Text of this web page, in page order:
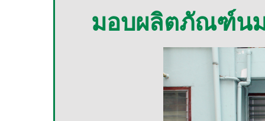
มอบผลิตภัณฑ์นม